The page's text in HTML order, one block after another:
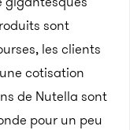
sont
les clients
cotisation
de Nutella sont
pour un peu